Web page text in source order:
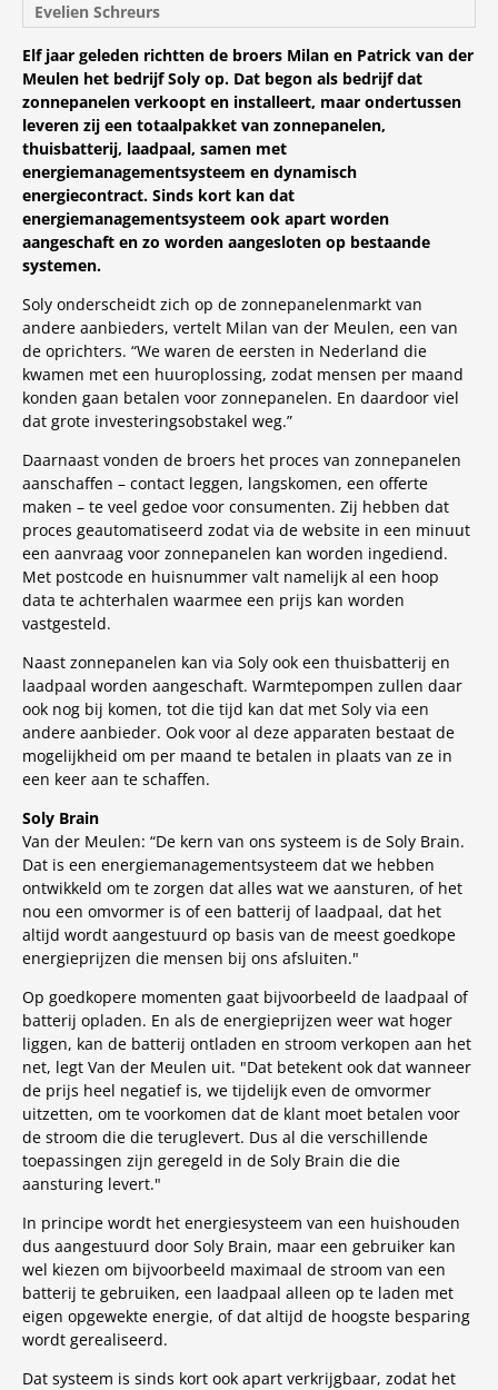
Evelien Schreurs
Elf jaar geleden richtten de broers Milan en Patrick van der
Meulen het bedrijf Soly op. Dat begon als bedrijf dat
zonnepanelen verkoopt en installeert, maar ondertussen
leveren zij een totaalpakket van zonnepanelen,
thuisbatterij, laadpaal, samen met
energiemanagementsysteem en dynamisch
energiecontract. Sinds kort kan dat
energiemanagementsysteem ook apart worden
aangeschaft en zo worden aangesloten op bestaande
systemen.
Soly onderscheidt zich op de zonnepanelenmarkt van
andere aanbieders, vertelt Milan van der Meulen, een van
de oprichters. “We waren de eersten in Nederland die
kwamen met een huuroplossing, zodat mensen per maand
konden gaan betalen voor zonnepanelen. En daardoor viel
dat grote investeringsobstakel weg.”
Daarnaast vonden de broers het proces van zonnepanelen
aanschaffen – contact leggen, langskomen, een offerte
maken – te veel gedoe voor consumenten. Zij hebben dat
proces geautomatiseerd zodat via de website in een minuut
een aanvraag voor zonnepanelen kan worden ingediend.
Met postcode en huisnummer valt namelijk al een hoop
data te achterhalen waarmee een prijs kan worden
vastgesteld.
Naast zonnepanelen kan via Soly ook een thuisbatterij en
laadpaal worden aangeschaft. Warmtepompen zullen daar
ook nog bij komen, tot die tijd kan dat met Soly via een
andere aanbieder. Ook voor al deze apparaten bestaat de
mogelijkheid om per maand te betalen in plaats van ze in
een keer aan te schaffen.
Soly Brain
Van der Meulen: “De kern van ons systeem is de Soly Brain.
Dat is een energiemanagementsysteem dat we hebben
ontwikkeld om te zorgen dat alles wat we aansturen, of het
nou een omvormer is of een batterij of laadpaal, dat het
altijd wordt aangestuurd op basis van de meest goedkope
energieprijzen die mensen bij ons afsluiten."
Op goedkopere momenten gaat bijvoorbeeld de laadpaal of
batterij opladen. En als de energieprijzen weer wat hoger
liggen, kan de batterij ontladen en stroom verkopen aan het
net, legt Van der Meulen uit. "Dat betekent ook dat wanneer
de prijs heel negatief is, we tijdelijk even de omvormer
uitzetten, om te voorkomen dat de klant moet betalen voor
de stroom die die teruglevert. Dus al die verschillende
toepassingen zijn geregeld in de Soly Brain die die
aansturing levert."
In principe wordt het energiesysteem van een huishouden
dus aangestuurd door Soly Brain, maar een gebruiker kan
wel kiezen om bijvoorbeeld maximaal de stroom van een
batterij te gebruiken, een laadpaal alleen op te laden met
eigen opgewekte energie, of dat altijd de hoogste besparing
wordt gerealiseerd.
Dat systeem is sinds kort ook apart verkrijgbaar, zodat het